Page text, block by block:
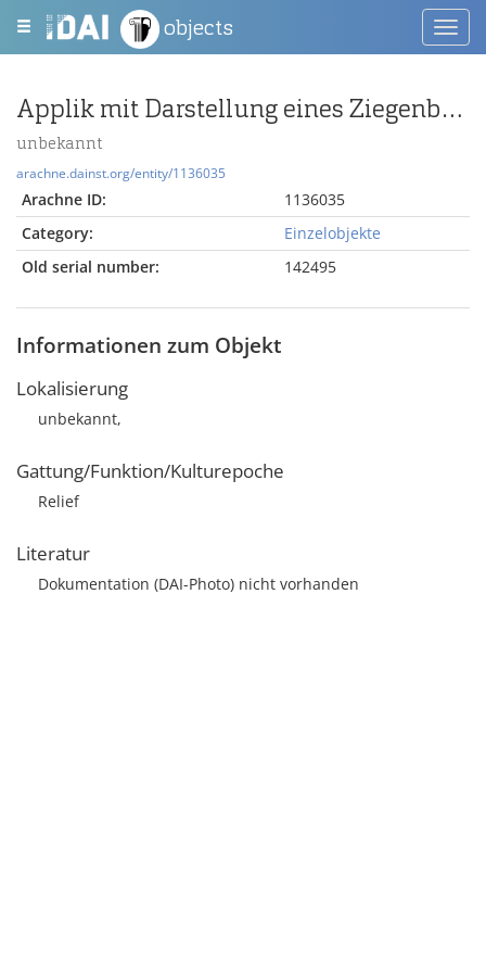
objects
Applik mit Darstellung eines Ziegenbocks
unbekannt
arachne.dainst.org/entity/1136035
Arachne ID:
1136035
Category:
Einzelobjekte
Old serial number:
142495
Informationen zum Objekt
Lokalisierung
unbekannt,
Gattung/Funktion/Kulturepoche
Relief
Literatur
Dokumentation (DAI-Photo) nicht vorhanden